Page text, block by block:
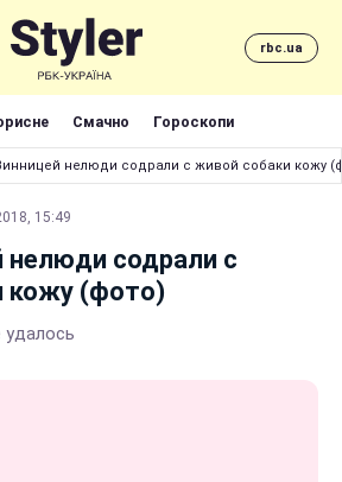
rbc.ua
Смачно Гороскопи
нелюди содрали с живой собаки кожу
15:49
нелюди содрали с
кожу (фото)